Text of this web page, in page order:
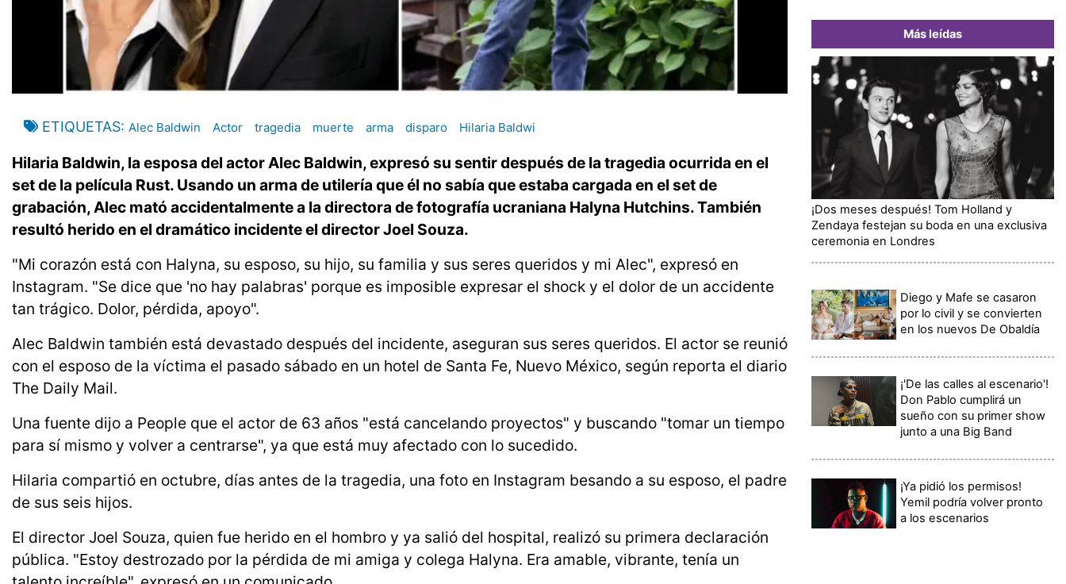
ETIQUETAS Alec Baldwin Actor tragedia muerte arma disparo Hilaria Baldwi
Hilaria Baldwin, la esposa del actor Alec Baldwin, expresó su sentir después de la tragedia ocurrida en el
set de la película Rust. Usando un arma de utilería que él no sabía que estaba cargada en el set de
grabación, Alec mató accidentalmente a la directora de fotografía ucraniana Halyna Hutchins. También
resultó herido en el dramático incidente el director Joel Souza.
"Mi corazón está con Halyna, su esposo, su hijo, su familia y sus seres queridos y mi Alec", expresó en
Instagram. "Se dice que 'no hay palabras' porque es imposible expresar el shock y el dolor de un accidente
tan trágico. Dolor, pérdida, apoyo".
Alec Baldwin también está devastado después del incidente, aseguran sus seres queridos. El actor se reunió
con el esposo de la víctima el pasado sábado en un hotel de Santa Fe, Nuevo México, según reporta el diario
The Daily Mail.
Una fuente dijo a People que el actor de 63 años "está cancelando proyectos" y buscando "tomar un tiempo
para sí mismo y volver a centrarse", ya que está muy afectado con lo sucedido.
Hilaria compartió en octubre, días antes de la tragedia, una foto en Instagram besando a su esposo, el padre
de sus seis hijos.
El director Joel Souza, quien fue herido en el hombro y ya salió del hospital, realizó su primera declaración
pública. "Estoy destrozado por la pérdida de mi amiga y colega Halyna. Era amable, vibrante, tenía un
Más leídas
¡Dos meses después! Tom Holland y
Zendaya festejan su boda en una exclusiva
ceremonia en Londres
Diego y Mafe se casaron
por lo civil y se convierten
en los nuevos De Obaldía
¡'De las calles al escenario'!
Don Pablo cumplirá un
sueño con su primer show
junto a una Big Band
¡Ya pidió los permisos!
Yemil podría volver pronto
a los escenarios